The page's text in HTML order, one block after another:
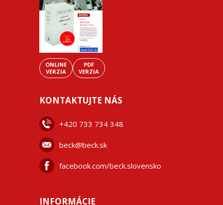
ONLINE
VERZIA
PDF
VERZIA
KONTAKTUJTE NÁS
+420 733 734 348
beck@beck.sk
facebook.com/beck.slovensko
INFORMÁCIE